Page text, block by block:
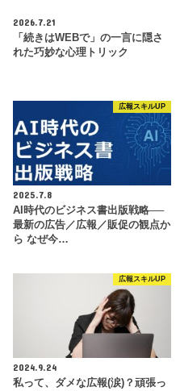
2026.7.21
「続きはWEBで」の一言に隠さ
れた巧妙な心理トリック
広報スキルUP
2025.7.8
AI時代のビジネス書出版戦略──
最新の広告／広報／販促の観点か
ら なぜ今…
広報スキルUP
2024.9.24
私って、ダメな広報(涙)？頑張っ